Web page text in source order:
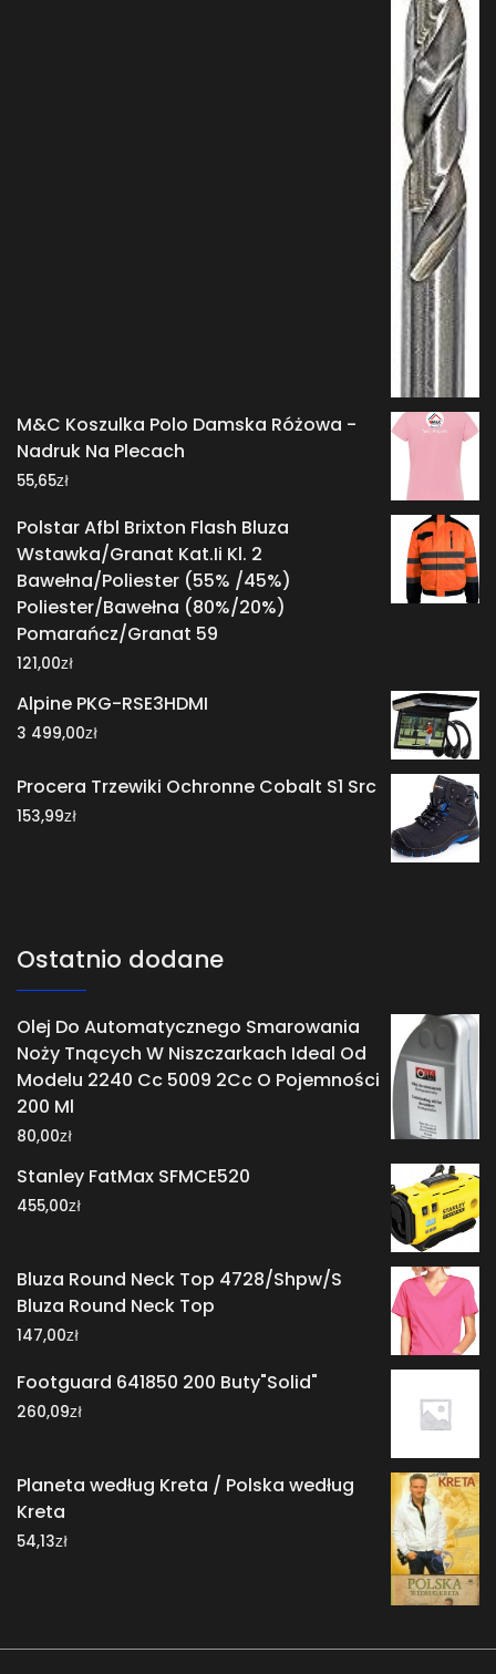
M&C Koszulka Polo Damska Różowa -
Nadruk Na Plecach
55,65zł
Polstar Afbl Brixton Flash Bluza
Wstawka/Granat Kat.Ii Kl. 2
Bawełna/Poliester (55% /45%)
Poliester/Bawełna (80%/20%)
Pomarańcz/Granat 59
121,00zł
Alpine PKG-RSE3HDMI
3 499,00zł
Procera Trzewiki Ochronne Cobalt S1 Src
153,99zł
Ostatnio dodane
Olej Do Automatycznego Smarowania
Noży Tnących W Niszczarkach Ideal Od
Modelu 2240 Cc 5009 2Cc O Pojemności
200 Ml
80,00zł
Stanley FatMax SFMCE520
455,00zł
Bluza Round Neck Top 4728/Shpw/S
Bluza Round Neck Top
147,00zł
Footguard 641850 200 Buty"Solid"
260,09zł
Planeta według Kreta / Polska według
Kreta
54,13zł